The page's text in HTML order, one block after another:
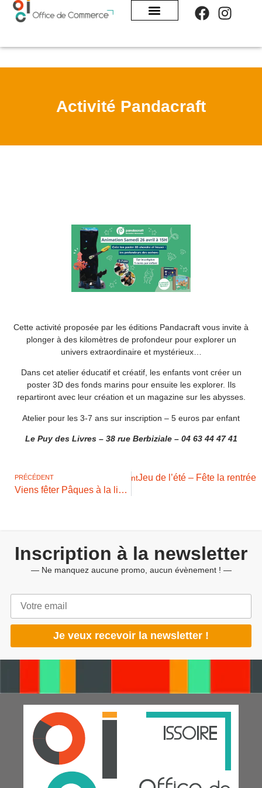
Activité Pandacraft
Cette activité proposée par les éditions Pandacraft vous invite à
plonger à des kilomètres de profondeur pour explorer un
univers extraordinaire et mystérieux…
Dans cet atelier éducatif et créatif, les enfants vont créer un
poster 3D des fonds marins pour ensuite les explorer. Ils
repartiront avec leur création et un magazine sur les abysses.
Atelier pour les 3-7 ans sur inscription – 5 euros par enfant
Le Puy des Livres – 38 rue Berbiziale – 04 63 44 47 41
PRÉCÉDENT
Viens fêter Pâques à la librairie !
SuivantJeu de l’été – Fête la rentrée
Inscription à la newsletter
— Ne manquez aucune promo, aucun évènement ! —
Panneau de gestion des cookies